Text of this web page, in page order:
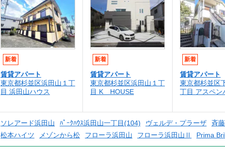
新着
賃貸アパート
東京都杉並区浜田山１丁
目 浜田山ハウス
新着
賃貸アパート
東京都杉並区浜田山１丁
目 K HOUSE
新着
賃貸アパート
東京都杉並区
丁目 アスペン
ソレアード浜田山 ﾊﾟｰｸﾊｳｽ浜田山一丁目(104) ヴェルデ・プラーザ 斉
松本ハイツ
メゾンから松 フローラ浜田山 フローラ浜田山Ⅱ Prima